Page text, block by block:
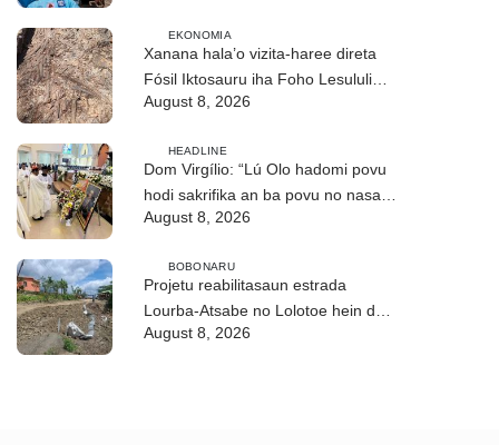
EKONOMIA
Xanana hala’o vizita-haree direta
Fósil Iktosauru iha Foho Lesululi
Kailaku
August 8, 2026
HEADLINE
Dom Virgílio: “Lú Olo hadomi povu
hodi sakrifika an ba povu no nasaun
ho fuan”
August 8, 2026
BOBONARU
Projetu reabilitasaun estrada
Lourba-Atsabe no Lolotoe hein de’it
vistu tribunál
August 8, 2026